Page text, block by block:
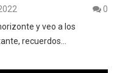
0
y veo a los
recuerdos…